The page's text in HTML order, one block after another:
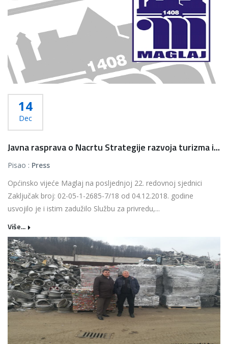
14
Dec
Javna rasprava o Nacrtu Strategije razvoja turizma i...
Pisao : Press
Općinsko vijeće Maglaj na posljednjoj 22. redovnoj sjednici
Zaključak broj: 02-05-1-2685-7/18 od 04.12.2018. godine
usvojilo je i istim zadužilo Službu za privredu,...
Više...